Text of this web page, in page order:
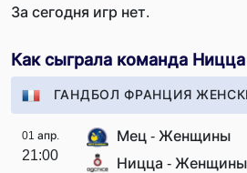
За сегодня игр нет.
Как сыграла команда
ГАНДБОЛ ФРАНЦИЯ
01 апр.
21:00
Мец - Женщины
Ницца - Женщины